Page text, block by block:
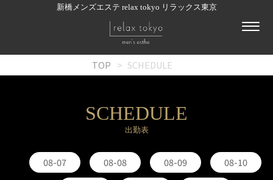
新橋メンズエステ relax tokyo リラックス東京
TOP SCHEDULE
SCHEDULE
出勤表
08-07 08-08 08-09
08-10